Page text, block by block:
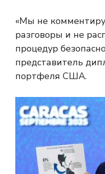
«Мы не
разговоры и не
процедур
представитель
портфеля США.